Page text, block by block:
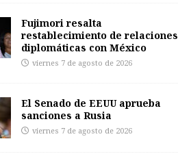
Fujimori resalta
restablecimiento de relaciones
diplomáticas con México
viernes 7 de agosto de 2026
El Senado de EEUU aprueba
sanciones a Rusia
viernes 7 de agosto de 2026